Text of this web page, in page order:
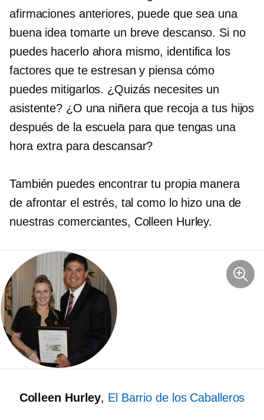
afirmaciones anteriores, puede que sea una
buena idea tomarte un breve descanso. Si no
puedes hacerlo ahora mismo, identifica los
factores que te estresan y piensa cómo
puedes mitigarlos. ¿Quizás necesites un
asistente? ¿O una niñera que recoja a tus hijos
después de la escuela para que tengas una
hora extra para descansar?
También puedes encontrar tu propia manera
de afrontar el estrés, tal como lo hizo una de
nuestras comerciantes, Colleen Hurley.
Colleen Hurley, El Barrio de los Caballeros